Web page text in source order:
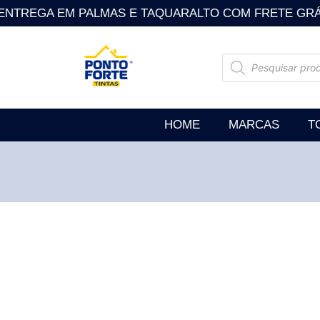
EM PALMAS E TAQUARALTO COM FRETE
HOME MARCAS